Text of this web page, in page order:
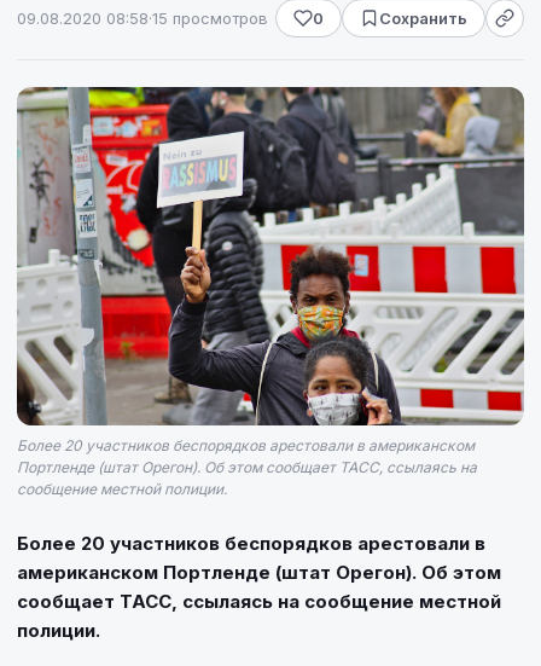
09.08.2020 08:58·15 просмотров 0 Сохранить
Более 20 участников беспорядков арестовали в американском
Портленде (штат Орегон). Об этом сообщает ТАСС, ссылаясь на
сообщение местной полиции.
Более 20 участников беспорядков арестовали в
американском Портленде (штат Орегон). Об этом
сообщает ТАСС, ссылаясь на сообщение местной
полиции.